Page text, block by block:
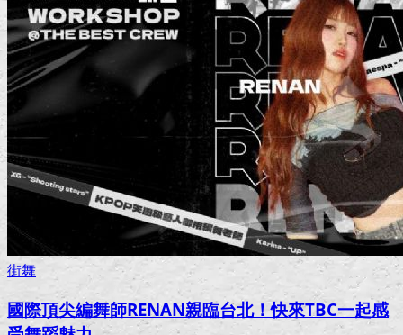
街舞
國際頂尖編舞師RENAN親臨台北！快來TBC一起感